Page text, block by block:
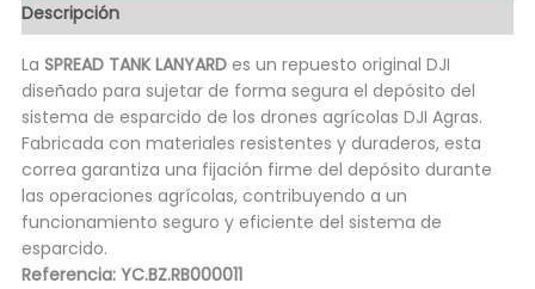
Descripción
La SPREAD TANK LANYARDes un repuesto original DJI
diseñado para sujetar de forma segura el depósito del
sistema de esparcido de los drones agrícolas DJI Agras.
Fabricada con materiales resistentes y duraderos, esta
correa garantiza una fijación firme del depósito durante
las operaciones agrícolas, contribuyendo a un
funcionamiento seguro y eficiente del sistema de
esparcido.
Referencia: YC.BZ.RB000011